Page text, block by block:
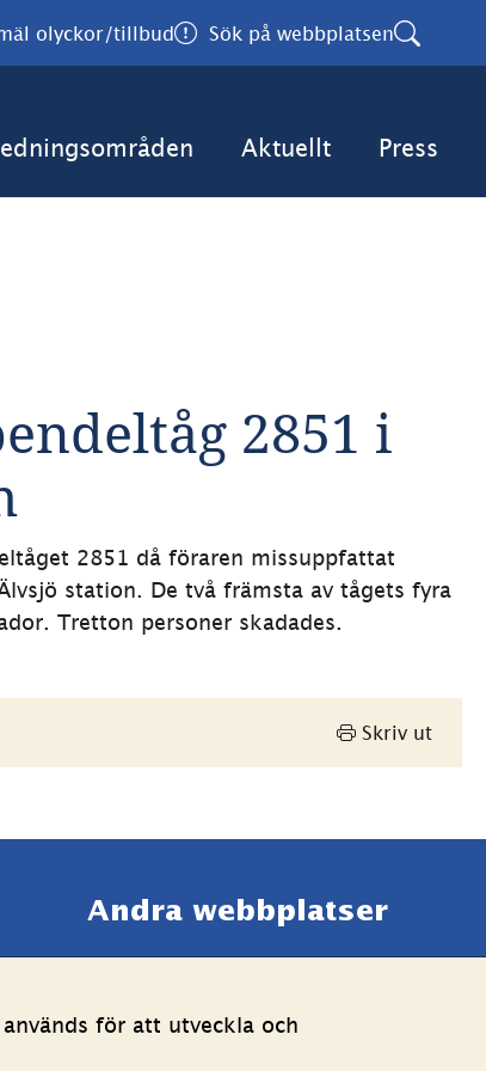
för att utveckla och
olyckor/tillbud Sök på webbplatsen
Aktuellt Press
2851 i
2851 då föraren missuppfattat
station. De två främsta av tågets fyra
Tretton personer skadades.
Skriv ut
Andra webbplatser
Estoniawebb Länk till annan